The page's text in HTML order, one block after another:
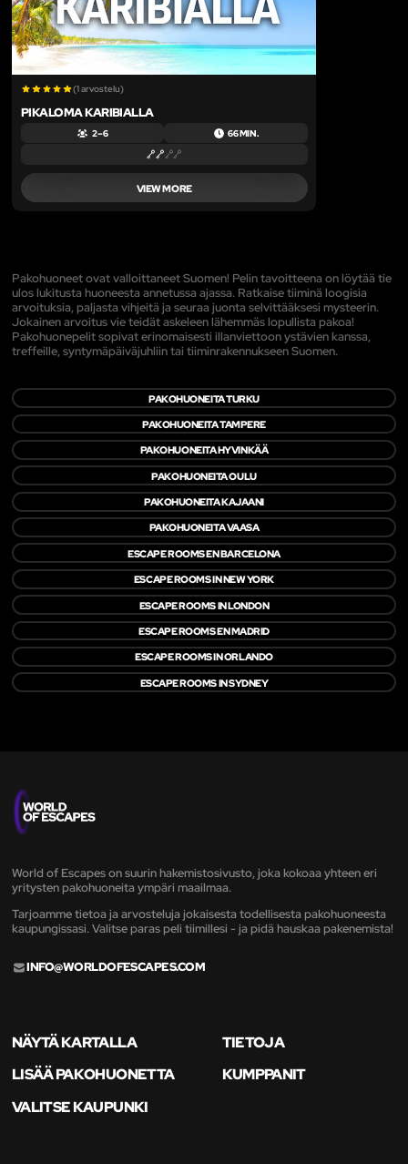
(1 arvostelu)
PIKALOMA KARIBIALLA
2 – 6 66 MIN.
VIEW MORE
Pakohuoneet ovat valloittaneet Suomen! Pelin tavoitteena on löytää tie
ulos lukitusta huoneesta annetussa ajassa. Ratkaise tiiminä loogisia
arvoituksia, paljasta vihjeitä ja seuraa juonta selvittääksesi mysteerin.
Jokainen arvoitus vie teidät askeleen lähemmäs lopullista pakoa!
Pakohuonepelit sopivat erinomaisesti illanviettoon ystävien kanssa,
treffeille, syntymäpäiväjuhliin tai tiiminrakennukseen Suomen.
PAKOHUONEITA TURKU
PAKOHUONEITA TAMPERE
PAKOHUONEITA HYVINKÄÄ
PAKOHUONEITA OULU
PAKOHUONEITA KAJAANI
PAKOHUONEITA VAASA
ESCAPE ROOMS EN BARCELONA
ESCAPE ROOMS IN NEW YORK
ESCAPE ROOMS IN LONDON
ESCAPE ROOMS EN MADRID
ESCAPE ROOMS IN ORLANDO
ESCAPE ROOMS IN SYDNEY
World of Escapes on suurin hakemistosivusto, joka kokoaa yhteen eri
yritysten pakohuoneita ympäri maailmaa.
Tarjoamme tietoa ja arvosteluja jokaisesta todellisesta pakohuoneesta
kaupungissasi. Valitse paras peli tiimillesi - ja pidä hauskaa pakenemista!
INFO@WORLDOFESCAPES.COM
NÄYTÄ KARTALLA
TIETOJA
LISÄÄ PAKOHUONETTA
KUMPPANIT
VALITSE KAUPUNKI